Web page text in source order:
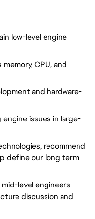
low-level engine
CPU, and
and hardware-
issues in large-
recommend
define our long term
level engineers
discussion and